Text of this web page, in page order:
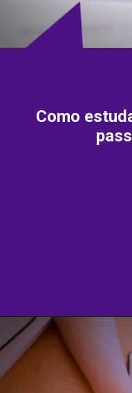
Como
Opening https://